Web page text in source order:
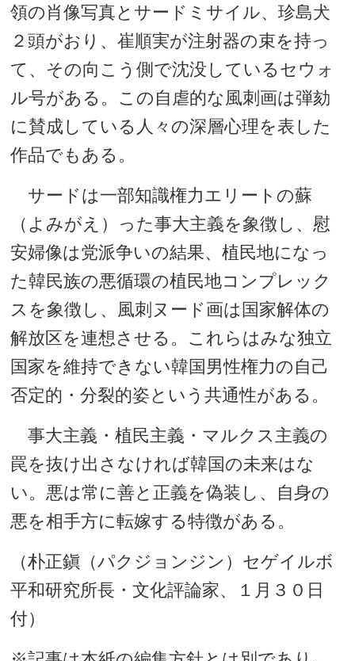
領の肖像写真とサードミサイル、珍島犬
２頭がおり、崔順実が注射器の束を持っ
て、その向こう側で沈没しているセウォ
ル号がある。この自虐的な風刺画は弾劾
に賛成している人々の深層心理を表した
作品でもある。
サードは一部知識権力エリートの蘇
（よみがえ）った事大主義を象徴し、慰
安婦像は党派争いの結果、植民地になっ
た韓民族の悪循環の植民地コンプレック
スを象徴し、風刺ヌード画は国家解体の
解放区を連想させる。これらはみな独立
国家を維持できない韓国男性権力の自己
否定的・分裂的姿という共通性がある。
事大主義・植民主義・マルクス主義の
罠を抜け出さなければ韓国の未来はな
い。悪は常に善と正義を偽装し、自身の
悪を相手方に転嫁する特徴がある。
（朴正鎭（パクジョンジン）セゲイルボ
平和研究所長・文化評論家、１月３０日
付）